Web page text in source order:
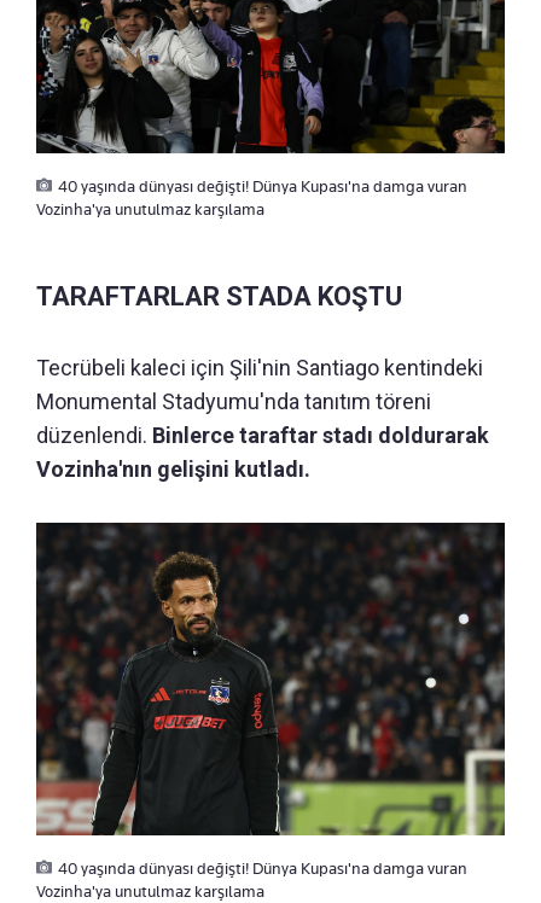
40 yaşında dünyası değişti! Dünya Kupası'na damga vuran
Vozinha'ya unutulmaz karşılama
TARAFTARLAR STADA KOŞTU
Tecrübeli kaleci için Şili'nin Santiago kentindeki
Monumental Stadyumu'nda tanıtım töreni
düzenlendi. Binlerce taraftar stadı doldurarak
Vozinha'nın gelişini kutladı.
40 yaşında dünyası değişti! Dünya Kupası'na damga vuran
Vozinha'ya unutulmaz karşılama